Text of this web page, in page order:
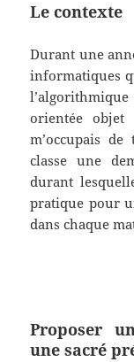
Le contexte
Durant une
informatiques
orientée objet
m’occupais
classe une
durant
pratique pour
dans chaque
Proposer
une sacré